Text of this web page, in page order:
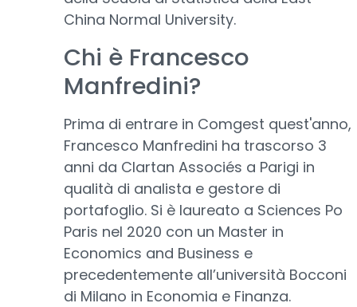
China Normal University.
Chi è Francesco
Manfredini?
Prima di entrare in Comgest quest'anno,
Francesco Manfredini ha trascorso 3
anni da Clartan Associés a Parigi in
qualità di analista e gestore di
portafoglio. Si è laureato a Sciences Po
Paris nel 2020 con un Master in
Economics and Business e
precedentemente all’università Bocconi
di Milano in Economia e Finanza.